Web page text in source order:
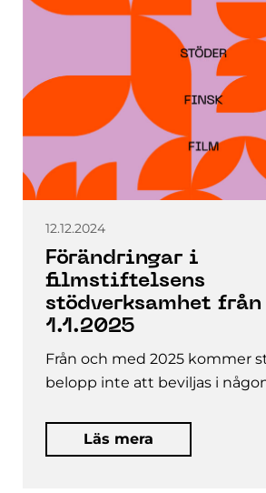
12.12.2024
Förändringar i
filmstiftelsens
stödverksamhet från
1.1.2025
Från och med 2025 kommer
belopp inte att beviljas i
Läs mera